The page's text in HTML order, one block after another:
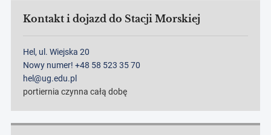
Kontakt i dojazd do Stacji Morskiej
Hel, ul. Wiejska 20
Nowy numer! +48 58 523 35 70
hel@ug.edu.pl
portiernia czynna całą dobę